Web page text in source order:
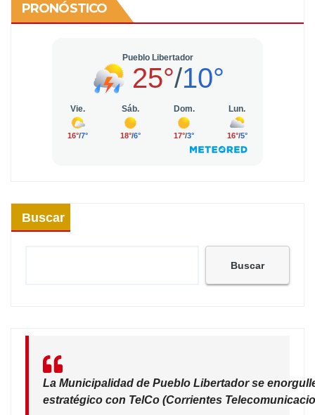
PRONÓSTICO
Buscar
Buscar
La Municipalidad de Pueblo Libertador se
estratégico con TelCo (Corrientes